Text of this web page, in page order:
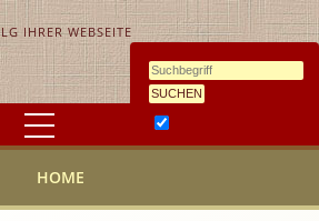
IHRER WEBSEITE
HOME